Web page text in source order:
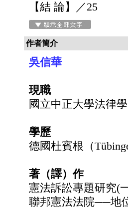
【結 論】／25
作者簡介
吳信華
現職
國立中正大學法律
學歷
德國杜賓根（
著（譯）作
憲法訴訟專題研究(
聯邦憲法法院──地